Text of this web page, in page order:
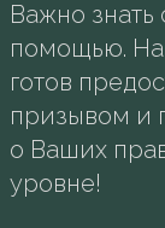
Важно
помощью.
готов
призывом и
о Ваших
уровне!